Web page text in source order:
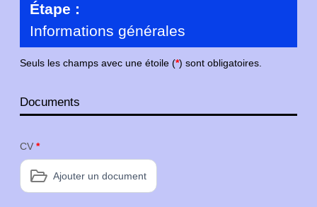
Étape :
Informations générales
Seuls les champs avec une étoile (*) sont obligatoires.
Documents
CV *
Ajouter un document